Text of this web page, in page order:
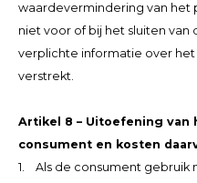
waardevermindering van het
niet voor of bij het sluiten
verplichte informatie over
verstrekt.
Artikel 8 – Uitoefening
consument en kosten
1. Als de consument gebruik